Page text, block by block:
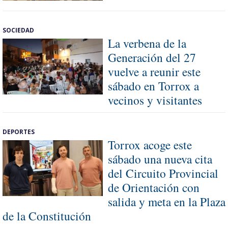
SOCIEDAD
La verbena de la
Generación del 27
vuelve a reunir este
sábado en Torrox a
vecinos y visitantes
DEPORTES
Torrox acoge este
sábado una nueva cita
del Circuito Provincial
de Orientación con
salida y meta en la Plaza
de la Constitución